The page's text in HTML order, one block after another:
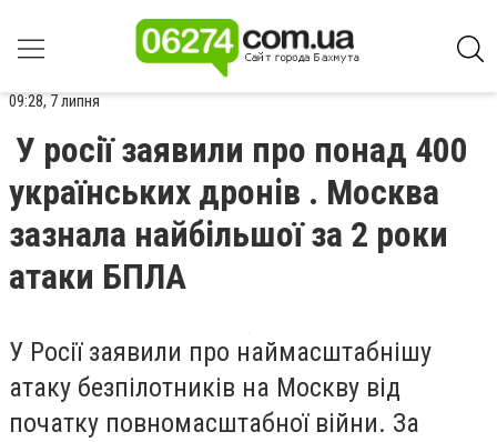
09:28, 7 липня
У росії заявили про понад 400
українських дронів . Москва
зазнала найбільшої за 2 роки
атаки БПЛА
У Росії заявили про наймасштабнішу
атаку безпілотників на Москву від
початку повномасштабної війни. За